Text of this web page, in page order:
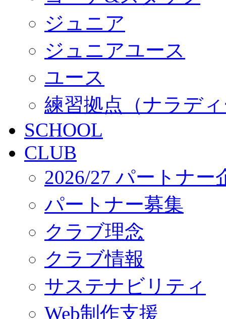
ジュニア
ジュニアユース
ユース
練習拠点（ナラデ
SCHOOL
CLUB
2026/27 パートナー
パートナー募集
クラブ理念
クラブ情報
サステナビリティ
Web制作支援